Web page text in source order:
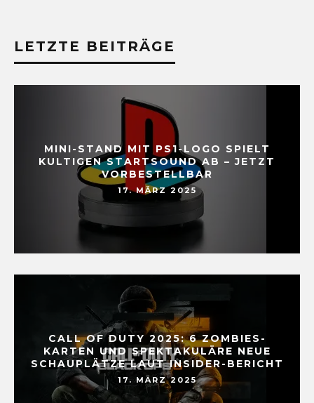
LETZTE BEITRÄGE
MINI-STAND MIT PS1-LOGO SPIELT
KULTIGEN STARTSOUND AB – JETZT
VORBESTELLBAR
17. MÄRZ 2025
CALL OF DUTY 2025: 6 ZOMBIES-
KARTEN UND SPEKTAKULÄRE NEUE
SCHAUPLÄTZE LAUT INSIDER-BERICHT
17. MÄRZ 2025